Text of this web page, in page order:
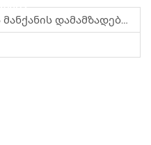
Და Ფუდას Ქარხნის Გაცნობა